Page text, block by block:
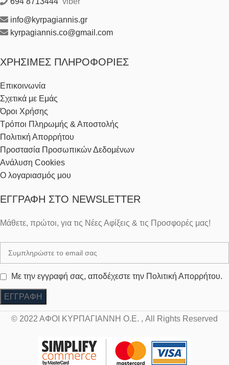
info@kyrpagiannis.gr
kyrpagiannis.co@gmail.com
ΧΡΉΣΙΜΕΣ ΠΛΗΡΟΦΟΡΊΕΣ
Επικοινωνία
Σχετικά με Εμάς
Όροι Χρήσης
Τρόποι Πληρωμής & Αποστολής
Πολιτική Απορρήτου
Προστασία Προσωπικών Δεδομένων
Ανάλυση Cookies
Ο λογαριασμός μου
ΕΓΓΡΑΦΉ ΣΤΟ NEWSLETTER
Μάθετε, πρώτοι, για τις Νέες Αφίξεις & τις Προσφορές μας!
Με την εγγραφή σας, αποδέχεστε την Πολιτική Απορρήτου.
© 2022 ΑΦΟΙ ΚΥΡΠΑΓΙΑΝΝΗ Ο.Ε. , All Rights Reserved